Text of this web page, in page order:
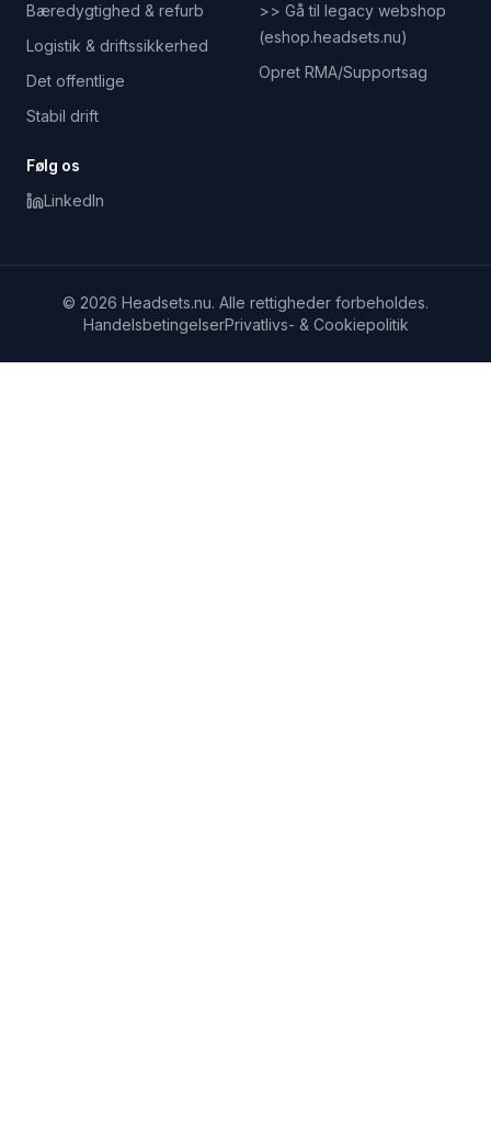
Bæredygtighed & refurb
Logistik & driftssikkerhed
Det offentlige
Stabil drift
>> Gå til legacy webshop
(eshop.headsets.nu)
Opret RMA/Supportsag
Følg os
LinkedIn
© 2026 Headsets.nu. Alle rettigheder forbeholdes.
HandelsbetingelserPrivatlivs- & Cookiepolitik